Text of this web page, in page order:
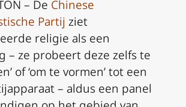
– De Chinese
Partij ziet
religie als een
– ze probeert deze zelfs te
of ‘om te vormen’ tot een
– aldus een panel